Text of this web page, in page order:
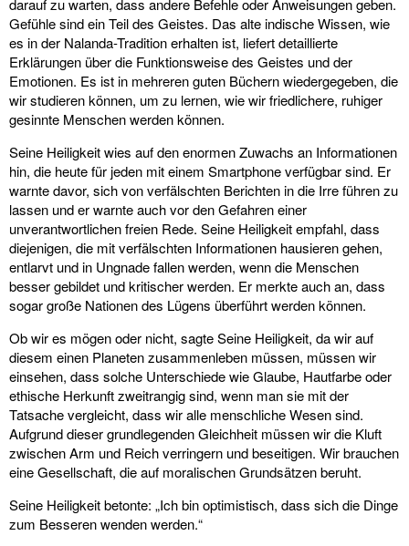
darauf zu warten, dass andere Befehle oder Anweisungen geben.
Gefühle sind ein Teil des Geistes. Das alte indische Wissen, wie
es in der Nalanda-Tradition erhalten ist, liefert detaillierte
Erklärungen über die Funktionsweise des Geistes und der
Emotionen. Es ist in mehreren guten Büchern wiedergegeben, die
wir studieren können, um zu lernen, wie wir friedlichere, ruhiger
gesinnte Menschen werden können.
Seine Heiligkeit wies auf den enormen Zuwachs an Informationen
hin, die heute für jeden mit einem Smartphone verfügbar sind. Er
warnte davor, sich von verfälschten Berichten in die Irre führen zu
lassen und er warnte auch vor den Gefahren einer
unverantwortlichen freien Rede. Seine Heiligkeit empfahl, dass
diejenigen, die mit verfälschten Informationen hausieren gehen,
entlarvt und in Ungnade fallen werden, wenn die Menschen
besser gebildet und kritischer werden. Er merkte auch an, dass
sogar große Nationen des Lügens überführt werden können.
Ob wir es mögen oder nicht, sagte Seine Heiligkeit, da wir auf
diesem einen Planeten zusammenleben müssen, müssen wir
einsehen, dass solche Unterschiede wie Glaube, Hautfarbe oder
ethische Herkunft zweitrangig sind, wenn man sie mit der
Tatsache vergleicht, dass wir alle menschliche Wesen sind.
Aufgrund dieser grundlegenden Gleichheit müssen wir die Kluft
zwischen Arm und Reich verringern und beseitigen. Wir brauchen
eine Gesellschaft, die auf moralischen Grundsätzen beruht.
Seine Heiligkeit betonte: „Ich bin optimistisch, dass sich die Dinge
zum Besseren wenden werden.“